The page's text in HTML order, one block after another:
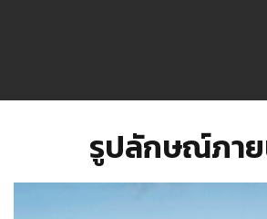
รูปลักษณ์ภา